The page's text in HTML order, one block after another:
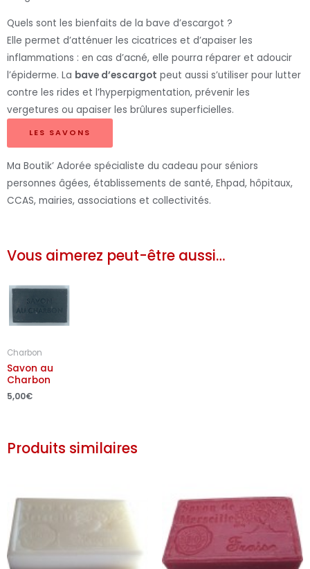
Quels sont les bienfaits de la bave d’escargot ?
Elle permet d’atténuer les cicatrices et d’apaiser les
inflammations : en cas d’acné, elle pourra réparer et adoucir
l’épiderme. La bave d’escargot peut aussi s’utiliser pour lutter
contre les rides et l’hyperpigmentation, prévenir les
vergetures ou apaiser les brûlures superficielles.
LES SAVONS
Ma Boutik’ Adorée spécialiste du cadeau pour séniors
personnes âgées, établissements de santé, Ehpad, hôpitaux,
CCAS, mairies, associations et collectivités.
Vous aimerez peut-être aussi…
Charbon
Savon au
Charbon
5,00€
Produits similaires